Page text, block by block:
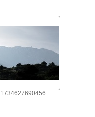
1734627690456